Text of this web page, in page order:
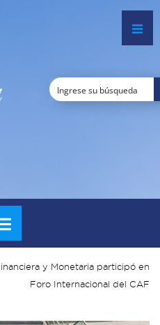
y Monetaria participó en
Foro Internacional del CAF